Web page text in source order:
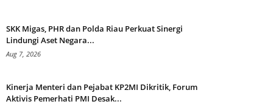
SKK Migas, PHR dan Polda Riau Perkuat Sinergi
Lindungi Aset Negara...
Aug 7, 2026
Kinerja Menteri dan Pejabat KP2MI Dikritik, Forum
Aktivis Pemerhati PMI Desak...